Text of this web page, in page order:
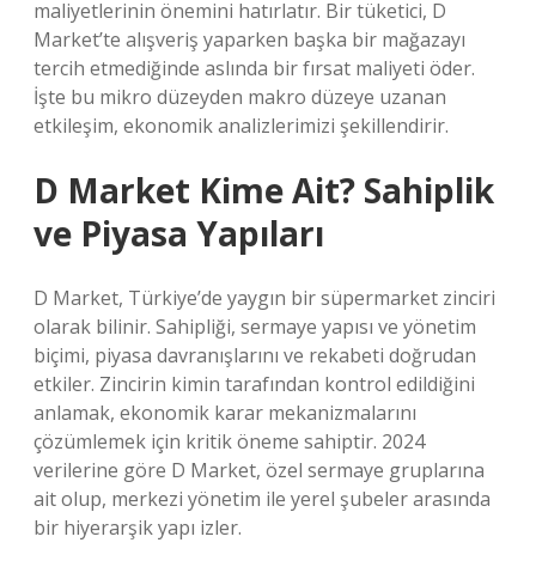
maliyetlerinin önemini hatırlatır. Bir tüketici, D
Market’te alışveriş yaparken başka bir mağazayı
tercih etmediğinde aslında bir fırsat maliyeti öder.
İşte bu mikro düzeyden makro düzeye uzanan
etkileşim, ekonomik analizlerimizi şekillendirir.
D Market Kime Ait? Sahiplik
ve Piyasa Yapıları
D Market, Türkiye’de yaygın bir süpermarket zinciri
olarak bilinir. Sahipliği, sermaye yapısı ve yönetim
biçimi, piyasa davranışlarını ve rekabeti doğrudan
etkiler. Zincirin kimin tarafından kontrol edildiğini
anlamak, ekonomik karar mekanizmalarını
çözümlemek için kritik öneme sahiptir. 2024
verilerine göre D Market, özel sermaye gruplarına
ait olup, merkezi yönetim ile yerel şubeler arasında
bir hiyerarşik yapı izler.